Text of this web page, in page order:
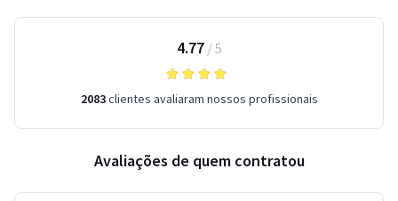
4.77/ 5
2083clientes avaliaram nossos profissionais
Avaliações de quem contratou